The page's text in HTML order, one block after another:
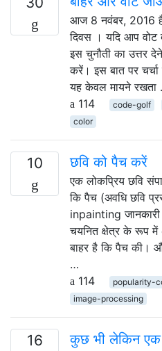
आज 8 नवंबर, 2016
दिवस । यदि आप वोट
इस चुनौती का उत्तर
करें। इस बात पर
यह केवल मायने रखता
114
code-golf
color
10 छवि को पैच करें
एक लोकप्रिय छवि
कि पैच (अवधि छवि
inpainting
चयनित क्षेत्र के रूप में
बाहर है कि पैच की।
…
114
popularity-
image-processing
16
कुछ भी लेकिन एक